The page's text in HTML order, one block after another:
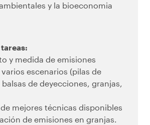
y la bioeconomia
y medida de emisiones
escenarios (pilas de
de deyecciones, granjas,
mejores técnicas disponibles
de emisiones en granjas.